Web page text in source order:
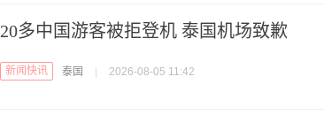
20多中国游客被拒登机 泰国机场致歉
新闻快讯 泰国 | 2026-08-05 11:42